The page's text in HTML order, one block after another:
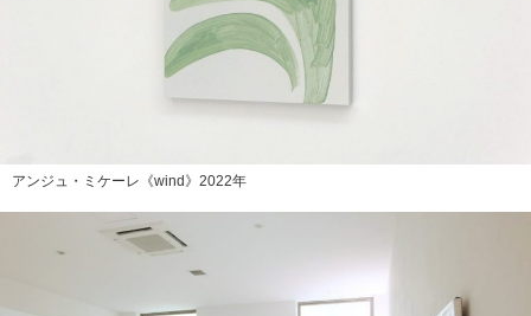
アンジュ・ミケーレ《wind》2022年